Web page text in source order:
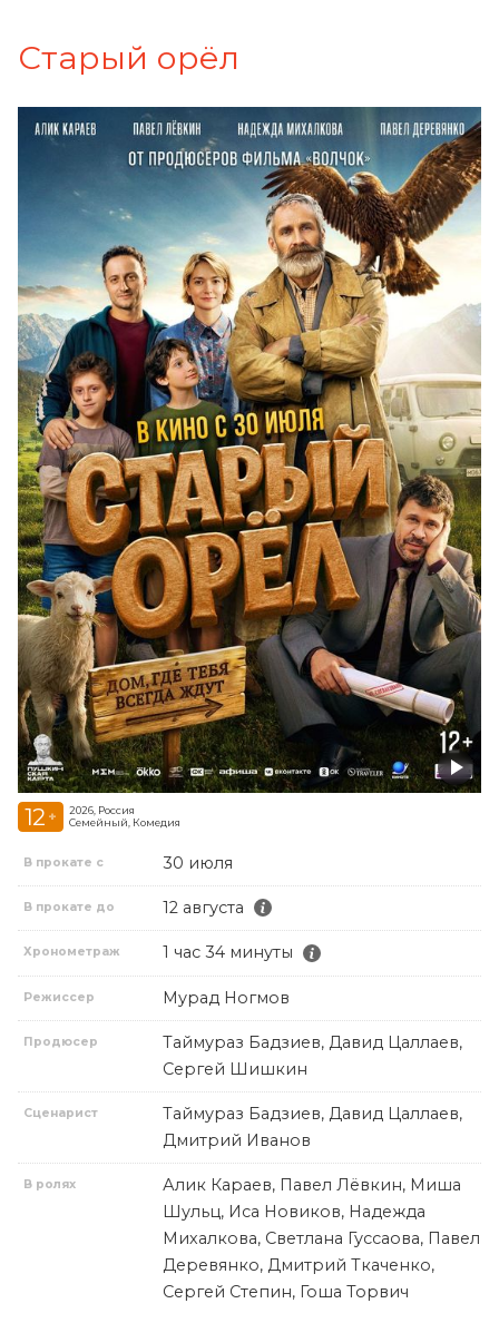
Старый орёл
12 +
2026, Россия
Семейный, Комедия
В прокате с 30 июля
В прокате до 12 августа
Хронометраж 1 час 34 минуты
Режиссер Мурад Ногмов
Продюсер
Таймураз Бадзиев, Давид Цаллаев,
Сергей Шишкин
Сценарист
Таймураз Бадзиев, Давид Цаллаев,
Дмитрий Иванов
В ролях
Алик Караев, Павел Лёвкин, Миша
Шульц, Иса Новиков, Надежда
Михалкова, Светлана Гуссаова, Павел
Деревянко, Дмитрий Ткаченко,
Сергей Степин, Гоша Торвич